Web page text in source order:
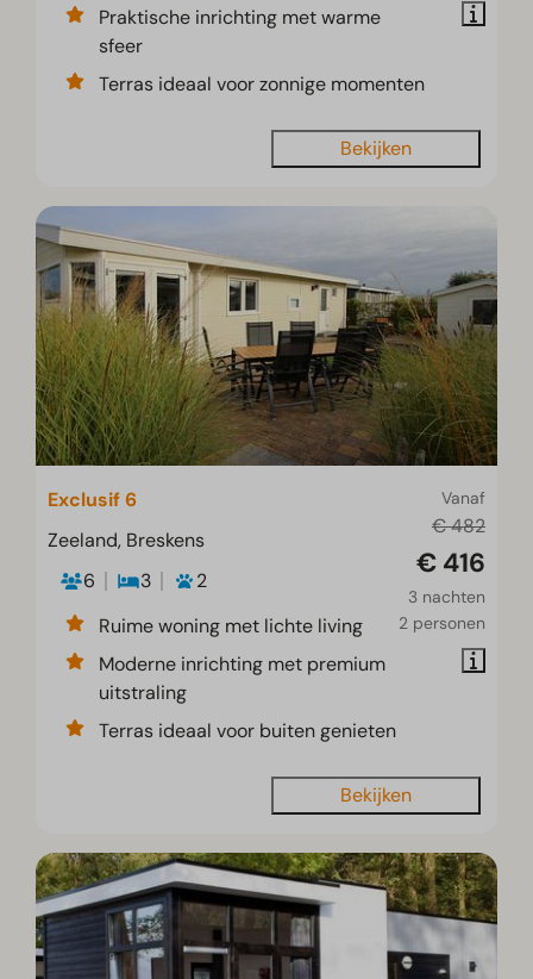
Praktische inrichting met warme
sfeer
Terras ideaal voor zonnige momenten
Bekijken
Vanaf
€ 482
€ 416
3 nachten
2 personen
Exclusif 6
Zeeland, Breskens
6
3
2
Ruime woning met lichte living
Moderne inrichting met premium
uitstraling
Terras ideaal voor buiten genieten
Bekijken